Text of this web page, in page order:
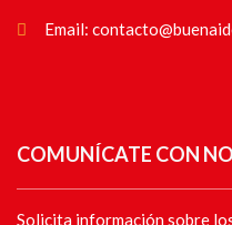
Email:
COMUNÍCATE CON
Solicita información sobre